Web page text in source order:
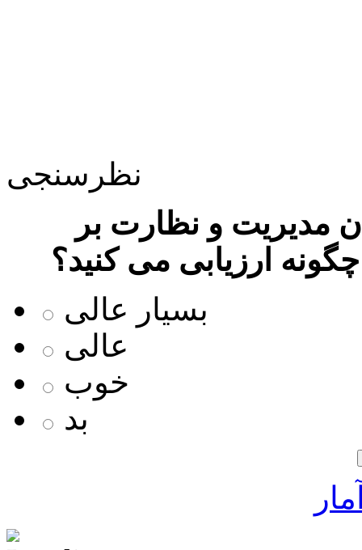
نظرسنجی
مدیریت و نظارت بر
ارزیابی می کنید؟
بسیار عالی
عالی
خوب
بد